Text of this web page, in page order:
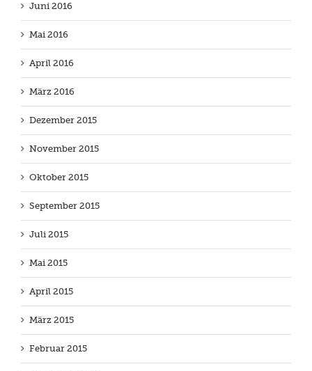
Juni 2016
Mai 2016
April 2016
März 2016
Dezember 2015
November 2015
Oktober 2015
September 2015
Juli 2015
Mai 2015
April 2015
März 2015
Februar 2015